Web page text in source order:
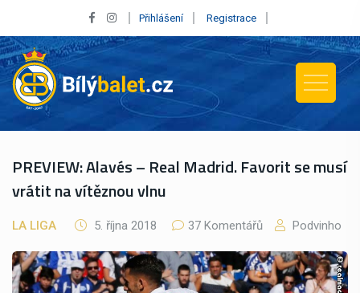
Přihlášení Registrace
PREVIEW: Alavés – Real Madrid. Favorit se musí
vrátit na vítěznou vlnu
LA LIGA 5. října 2018 37 Komentářů Podvinho